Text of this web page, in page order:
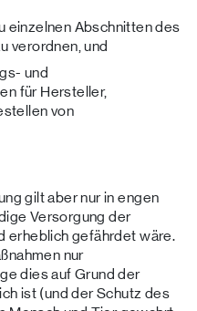
einzelnen Abschnitten des
verordnen, und
und
für Hersteller,
von
gilt aber nur in engen
Versorgung der
erheblich gefährdet wäre.
nur
dies auf Grund der
ist (und der Schutz des